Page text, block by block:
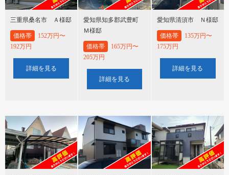
三重県桑名市 Ａ様邸
価格帯
152万円〜
192万円
詳細を見る
愛知県知多郡武豊町
Ｍ様邸
価格帯
165万円〜
205万円
詳細を見る
愛知県清須市 Ｎ様邸
価格帯
135万円〜
175万円
詳細を見る